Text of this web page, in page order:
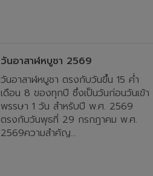
วันอาสาฬหบูชา 2569
วันอาสาฬหบูชา ตรงกับวันขึ้น 15 ค่ำ
เดือน 8 ของทุกปี ซึ่งเป็นวันก่อนวันเข้า
พรรษา 1 วัน สำหรับปี พ.ศ. 2569
ตรงกับวันพุธที่ 29 กรกฎาคม พ.ศ.
2569ความสำคัญ...